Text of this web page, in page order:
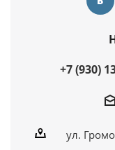
+7 (930)
ул.